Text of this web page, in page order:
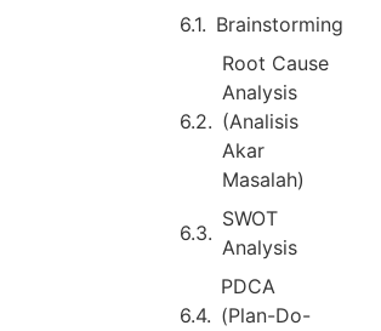
Brainstorming
Root Cause
Analysis
(Analisis
Akar
Masalah)
SWOT
Analysis
PDCA
(Plan-Do-